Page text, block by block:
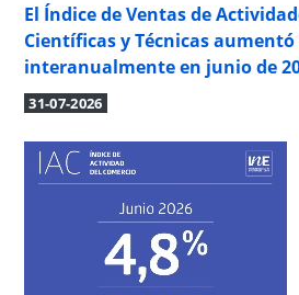
El Índice de Ventas de
Científicas y Técnicas aumentó
interanualmente en junio de
31-07-2026